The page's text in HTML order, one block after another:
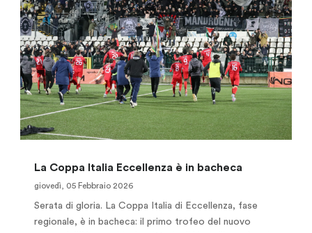
La Coppa Italia Eccellenza è in bacheca
giovedì, 05 Febbraio 2026
Serata di gloria. La Coppa Italia di Eccellenza, fase
regionale, è in bacheca: il primo trofeo del nuovo